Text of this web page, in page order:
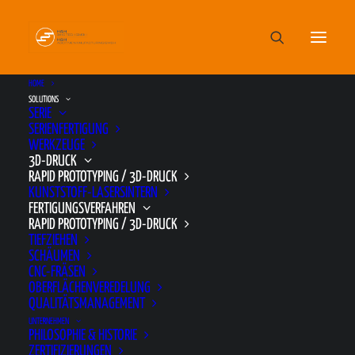
HOME
SOLUTIONS
SERIE
SERIENFERTIGUNG
WERKZEUGE
3D-DRUCK
RAPID PROTOTYPING / 3D-DRUCK
KUNSTSTOFF-LASERSINTERN
FERTIGUNGSVERFAHREN
RAPID PROTOTYPING / 3D-DRUCK
TIEFZIEHEN
SCHÄUMEN
CNC-FRÄSEN
OBERFLÄCHENVEREDELUNG
QUALITÄTSMANAGEMENT
UNTERNEHMEN
PHILOSOPHIE & HISTORIE
ZERTIFIZIERUNGEN
RAPID PROTOTYPING / E-
MANUFACTURING
Rapid Prototyping steht für schnelle
dreidimensionale Prototypenerstellung mittels
generativer (additiver) Schichtbauweisen.
Hierbei werden aus 3D-Daten generierte,